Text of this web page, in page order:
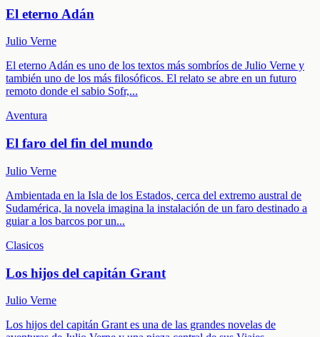
El eterno Adán
Julio Verne
El eterno Adán es uno de los textos más sombríos de Julio Verne y
también uno de los más filosóficos. El relato se abre en un futuro
remoto donde el sabio Sofr,...
Aventura
El faro del fin del mundo
Julio Verne
Ambientada en la Isla de los Estados, cerca del extremo austral de
Sudamérica, la novela imagina la instalación de un faro destinado a
guiar a los barcos por un...
Clasicos
Los hijos del capitán Grant
Julio Verne
Los hijos del capitán Grant es una de las grandes novelas de